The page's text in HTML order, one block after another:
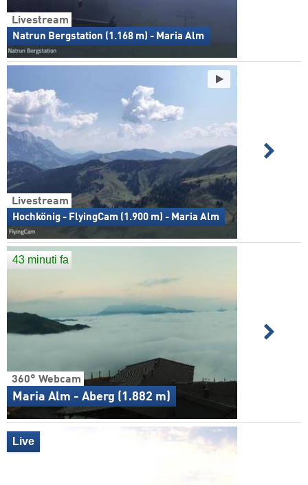
Livestream
Natrun Bergstation (1.168 m) - Maria Alm
Livestream
Hochkönig - FlyingCam (1.900 m) - Maria Alm
360° Webcam
Maria Alm - Aberg (1.882 m)
43 minuti fa
Live